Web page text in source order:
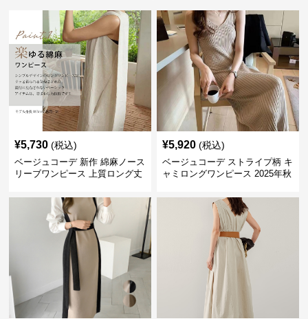
¥5,730 (税込)
ベージュコーデ 新作 綿麻ノース
リーブワンピース 上質ロング丈
¥5,920 (税込)
ベージュコーデ ストライプ柄 キ
ャミロングワンピース 2025年秋